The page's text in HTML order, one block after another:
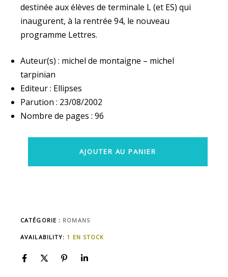
destinée aux élèves de terminale L (et ES) qui
inaugurent, à la rentrée 94, le nouveau
programme Lettres.
Auteur(s) : michel de montaigne – michel
tarpinian
Editeur : Ellipses
Parution : 23/08/2002
Nombre de pages : 96
AJOUTER AU PANIER
CATÉGORIE : ROMANS
AVAILABILITY: 1 EN STOCK